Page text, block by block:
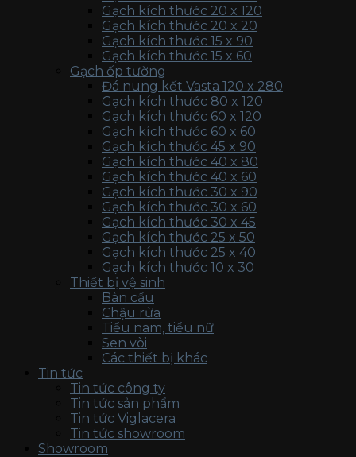
Gạch kích thước 20 x 120
Gạch kích thước 20 x 20
Gạch kích thước 15 x 90
Gạch kích thước 15 x 60
Gạch ốp tường
Đá nung kết Vasta 120 x 280
Gạch kích thước 80 x 120
Gạch kích thước 60 x 120
Gạch kích thước 60 x 60
Gạch kích thước 45 x 90
Gạch kích thước 40 x 80
Gạch kích thước 40 x 60
Gạch kích thước 30 x 90
Gạch kích thước 30 x 60
Gạch kích thước 30 x 45
Gạch kích thước 25 x 50
Gạch kích thước 25 x 40
Gạch kích thước 10 x 30
Thiết bị vệ sinh
Bàn cầu
Chậu rửa
Tiểu nam, tiểu nữ
Sen vòi
Các thiết bị khác
Tin tức
Tin tức công ty
Tin tức sản phẩm
Tin tức Viglacera
Tin tức showroom
Showroom